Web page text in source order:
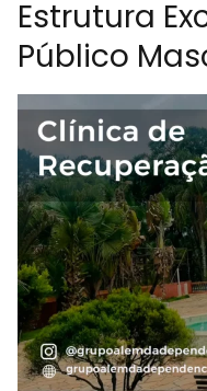
Estrutura
Público